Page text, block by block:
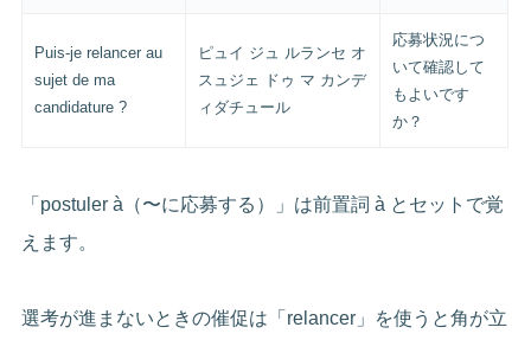
Puis-je relancer au
sujet de ma
candidature ?
ピュイ ジュ ルランセ オ
スュジェ ドゥ マ カンデ
ィダチュール
応募状況につ
いて確認して
もよいです
か？
「postuler à（〜に応募する）」は前置詞 à とセットで覚
えます。
選考が進まないときの催促は「relancer」を使うと角が立